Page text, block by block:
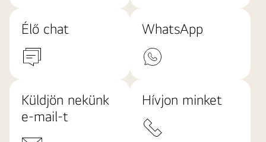
Élő chat WhatsApp
Küldjön nekünk
e-mail-t
Hívjon minket